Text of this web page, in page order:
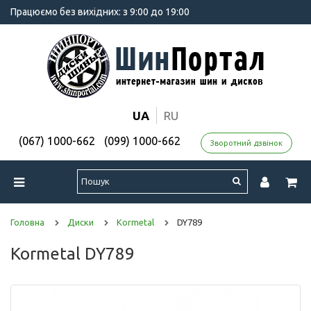
Працюємо без вихідних: з 9:00 до 19:00
UA RU
(067) 1000-662 (099) 1000-662 Зворотний дзвінок
Головна Диски Kormetal DY789
Kormetal DY789